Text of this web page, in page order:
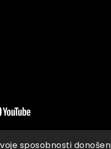
sposobnosti